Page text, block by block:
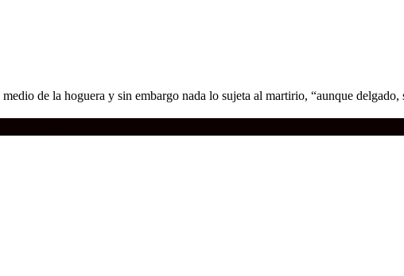
de la hoguera y sin embargo nada lo sujeta al martirio, “aunque delgado,